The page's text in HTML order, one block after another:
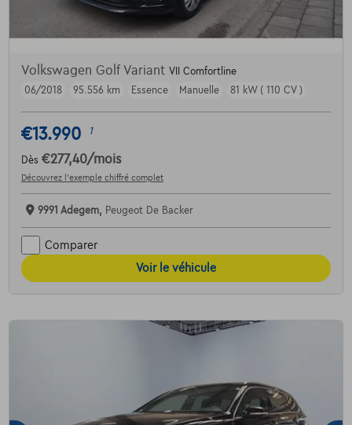
Volkswagen Golf Variant VII Comfortline
06/2018
95.556 km Essence Manuelle 81 kW ( 110 CV )
€13.990 1
Dès €277,40/mois
Découvrez l’exemple chiffré complet
9991 Adegem, Peugeot De Backer
Comparer
Voir le véhicule